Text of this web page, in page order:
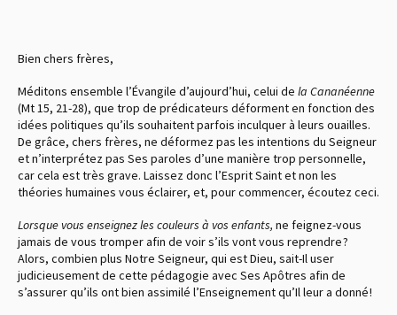
Bien chers frères,
Méditons ensemble l’Évangile d’aujourd’hui, celui de la Cananéenne
(Mt 15, 21-28), que trop de prédicateurs déforment en fonction des
idées politiques qu’ils souhaitent parfois inculquer à leurs ouailles.
De grâce, chers frères, ne déformez pas les intentions du Seigneur
et n’interprétez pas Ses paroles d’une manière trop personnelle,
car cela est très grave. Laissez donc l’Esprit Saint et non les
théories humaines vous éclairer, et, pour commencer, écoutez ceci.
Lorsque vous enseignez les couleurs à vos enfants, ne feignez-vous
jamais de vous tromper afin de voir s’ils vont vous reprendre ?
Alors, combien plus Notre Seigneur, qui est Dieu, sait-Il user
judicieusement de cette pédagogie avec Ses Apôtres afin de
s’assurer qu’ils ont bien assimilé l’Enseignement qu’Il leur a donné !